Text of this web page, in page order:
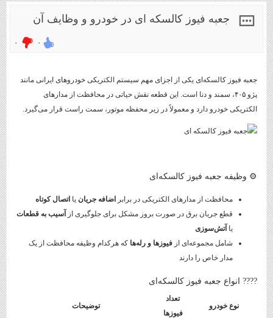
جعبه فیوز کالسکه ای در خودرو و وظایف آن
۰ ۰
جعبه فیوز کالسکه‌ای یکی از اجزای مهم سیستم الکتریکی خودروهای ایرانی مانند
پژو ۴۰۵، سمند و دنا است. این قطعه نقش حیاتی در محافظت از مدارهای
الکتریکی خودرو دارد و معمولاً در زیر محفظه موتور، سمت راست قرار می‌گیرد.
⚙️ وظیفه جعبه فیوز کالسکه‌ای
محافظت از مدارهای الکتریکی در برابر اضافه جریان یا اتصال کوتاه
قطع جریان برق در صورت بروز مشکل برای جلوگیری از آسیب به قطعات
یا آتش‌سوزی
شامل مجموعه‌ای از فیوزها و رله‌ها که هرکدام وظیفه محافظت از یک
مدار خاص را دارند
???? انواع جعبه فیوز کالسکه‌ای
نوع خودرو
تعداد
فیوزها
توضیحات